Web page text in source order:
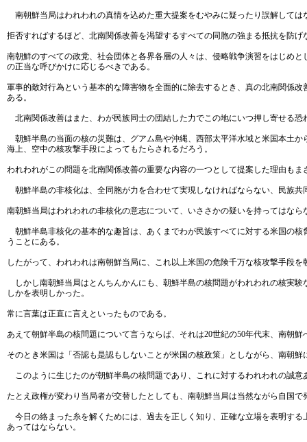
南朝鮮当局はわれわれの真情を込めた重大提案をむやみに疑ったり誤解しては
拒否すればするほど、北南関係改善を渇望するすべての同胞の強まる抵抗を防げ
南朝鮮のすべての政党、社会団体と各界各層の人々は、侵略戦争演習をはじめ
の正当な呼びかけに応じるべきである。
軍事的敵対行為という基本的な障害物を全面的に除去するとき、真の北南関係
ある。
北南関係改善はまた、わが民族同士の団結した力でこの地にいつ押し寄せる
朝鮮半島の当面の核の災難は、グアム島や沖縄、西部太平洋水域と米国本土
海上、空中の核攻撃手段によってもたらされるだろう。
われわれがこの問題を北南関係改善の重要な内容の一つとして提案した理由もま
朝鮮半島の非核化は、全同胞が力を合わせて実現しなければならない、民族共
南朝鮮当局はわれわれの非核化の意志について、いささかの疑いを持ってはなら
朝鮮半島非核化の基本的な趣旨は、あくまでわが民族すべてに対する米国の
うことにある。
したがって、われわれは南朝鮮当局に、これ以上米国の危険千万な核攻撃手段
しかし南朝鮮当局はとんちんかんにも、朝鮮半島の核問題がわれわれの核実
しかを表明しかった。
常に言葉は正直に言えといったものである。
あえて朝鮮半島の核問題について言うならば、それは20世紀の50年代末、南朝
そのとき米国は「否認も是認もしないことが米国の核政策」としながら、南朝
このように生じたのが朝鮮半島の核問題であり、これに対するわれわれの誠
たとえ政権が変わり当局者が交替したとしても、南朝鮮当局は当然ながら自国
今日の絡まった糸を解くためには、過去を正しく知り、正確な立場を表明す
あってはならない。